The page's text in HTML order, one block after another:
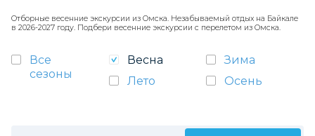
Отборные весенние экскурсии из Омска. Незабываемый отдых на Байкале
в 2026-2027 году. Подбери весенние экскурсии с перелетом из Омска.
Все
сезоны
Весна
Зима
Лето
Осень